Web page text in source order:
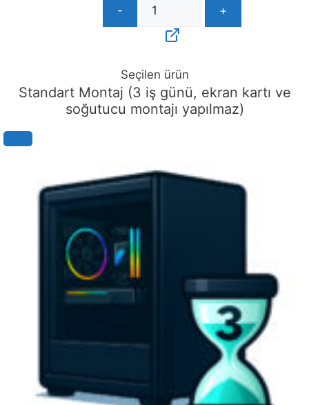
-
+
Seçilen ürün
Standart Montaj (3 iş günü, ekran kartı ve
soğutucu montajı yapılmaz)